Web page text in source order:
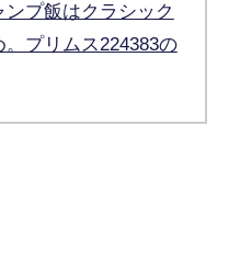
プ飯はクラシック
。プリムス224383の